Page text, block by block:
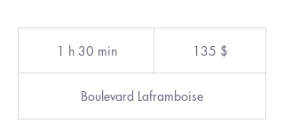
1 h 30 min1
m
i
135 $
Boulevard Laframboise